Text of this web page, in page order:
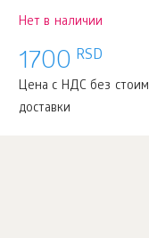
Нет в наличии
1700 RSD
Цена с НДС без
доставки